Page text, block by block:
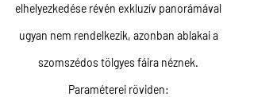
elhelyezkedése révén exkluzív panorámával
ugyan nem rendelkezik, azonban ablakai a
szomszédos tölgyes fáira néznek.
Paraméterei röviden: